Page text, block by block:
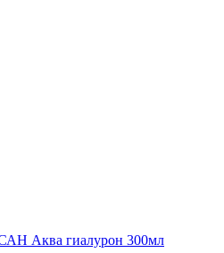
Аква гиалурон 300мл